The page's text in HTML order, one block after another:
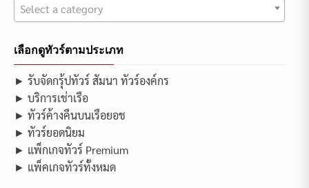
Select a category
เลือกดูทัวร์ตามประเภท
► รับจัดกรุ้ปทัวร์ สัมนา ทัวร์องค์กร
► บริการเช่าเรือ
► ทัวร์ค้างคืนบนเรือยอช
► ทัวร์ยอดนิยม
► แพ็กเกจทัวร์ Premium
► แพ็คเกจทัวร์ทั้งหมด